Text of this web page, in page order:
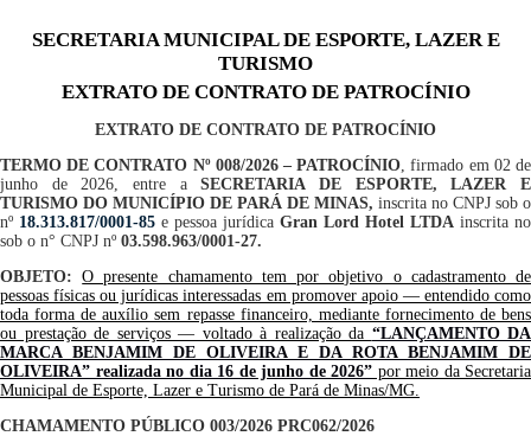
SECRETARIA MUNICIPAL DE ESPORTE, LAZER E
TURISMO
EXTRATO DE CONTRATO DE PATROCÍNIO
EXTRATO DE CONTRATO DE PATROCÍNIO
TERMO DE CONTRATO Nº 008/2026 – PATROCÍNIO, firmado em 02 de
junho de 2026, entre aSECRETARIA DE ESPORTE, LAZER E
TURISMO DO MUNICÍPIO DE PARÁ DE MINAS, inscrita no CNPJ sob o
nº 18.313.817/0001-85 e pessoa jurídica Gran Lord Hotel LTDA inscrita no
sob o n° CNPJ nº 03.598.963/0001-27.
OBJETO:O presente chamamento tem por objetivo o cadastramento de
pessoas físicas ou jurídicas interessadas em promover apoio — entendido como
toda forma de auxílio sem repasse financeiro, mediante fornecimento de bens
ou prestação de serviços — voltado à realização da “LANÇAMENTO DA
MARCA BENJAMIM DE OLIVEIRA E DA ROTA BENJAMIM DE
OLIVEIRA” realizada no dia 16 de junho de 2026” por meio da Secretaria
Municipal de Esporte, Lazer e Turismo de Pará de Minas/MG.
CHAMAMENTO PÚBLICO 003/2026 PRC062/2026